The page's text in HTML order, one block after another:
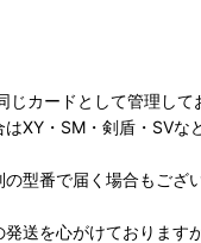
カードとして管理して
XY・SM・剣盾・SV
型番で届く場合もござい
送を心がけております